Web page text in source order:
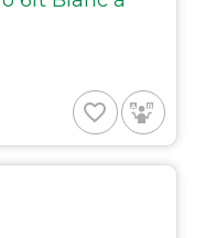
favorite_border